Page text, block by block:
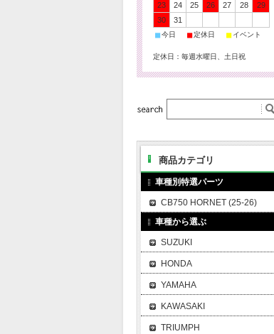
23
24 25 26 27 28
29
30
31
■ 今日 ■ 定休日 ■ イベント
定休日：毎週水曜日、土日祝
商品カテゴリ
車種別特選パーツ
CB750 HORNET (25-26)
車種から選ぶ
SUZUKI
HONDA
YAMAHA
KAWASAKI
TRIUMPH